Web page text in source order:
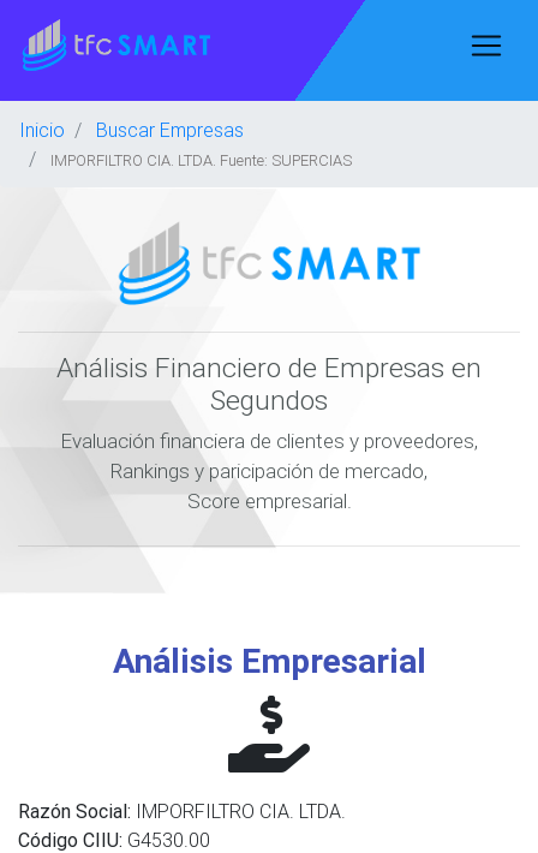
Inicio Buscar Empresas
IMPORFILTRO CIA. LTDA. Fuente: SUPERCIAS
Análisis Financiero de Empresas en
Segundos
Evaluación financiera de clientes y proveedores,
Rankings y paricipación de mercado,
Score empresarial.
Análisis Empresarial
Razón Social: IMPORFILTRO CIA. LTDA.
Código CIIU: G4530.00